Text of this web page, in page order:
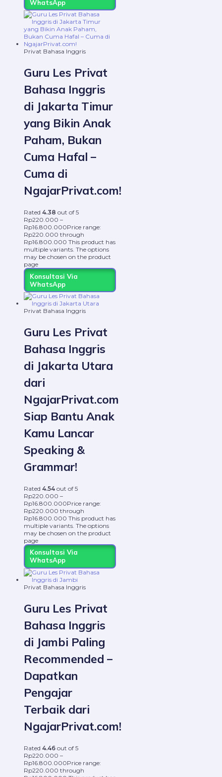
WhatsApp
Privat Bahasa Inggris
Guru Les Privat
Bahasa Inggris
di Jakarta Timur
yang Bikin Anak
Paham, Bukan
Cuma Hafal –
Cuma di
NgajarPrivat.com!
Rated 4.38 out of 5
Rp220.000 –
Rp16.800.000Price range:
Rp220.000 through
Rp16.800.000 This product has
multiple variants. The options
may be chosen on the product
page
Konsultasi Via
WhatsApp
Privat Bahasa Inggris
Guru Les Privat
Bahasa Inggris
di Jakarta Utara
dari
NgajarPrivat.com
Siap Bantu Anak
Kamu Lancar
Speaking &
Grammar!
Rated 4.54 out of 5
Rp220.000 –
Rp16.800.000Price range:
Rp220.000 through
Rp16.800.000 This product has
multiple variants. The options
may be chosen on the product
page
Konsultasi Via
WhatsApp
Privat Bahasa Inggris
Guru Les Privat
Bahasa Inggris
di Jambi Paling
Recommended –
Dapatkan
Pengajar
Terbaik dari
NgajarPrivat.com!
Rated 4.46 out of 5
Rp220.000 –
Rp16.800.000Price range:
Rp220.000 through